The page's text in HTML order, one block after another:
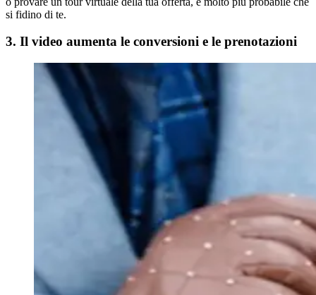
si fidino di te.
3. Il video aumenta le conversioni e le prenotazioni